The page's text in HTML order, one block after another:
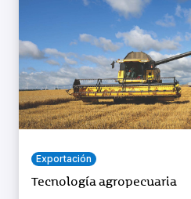
Exportación
Tecnología agropecuaria